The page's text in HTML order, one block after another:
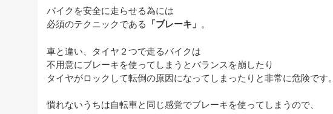
バイクを安全に走らせる為には
必須のテクニックである
「ブレーキ」 。
車と違い、タイヤ２つで走るバイクは
不用意にブレーキを使ってしまうとバランスを崩したり
タイヤがロックして転倒の原因になってしまったりと非常に危険です。
慣れないうちは自転車と同じ感覚でブレーキを使ってしまうので、